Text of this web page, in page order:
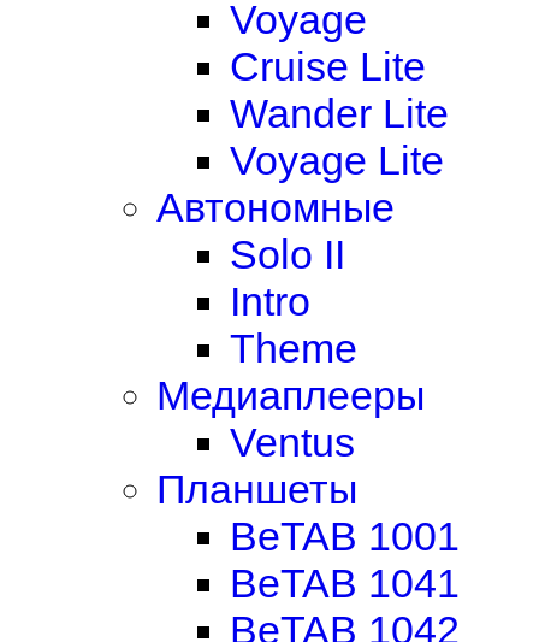
Voyage
Cruise Lite
Wander Lite
Voyage Lite
Автономные
Solo II
Intro
Theme
Медиаплееры
Ventus
Планшеты
BeTAB 1001
BeTAB 1041
BeTAB 1042